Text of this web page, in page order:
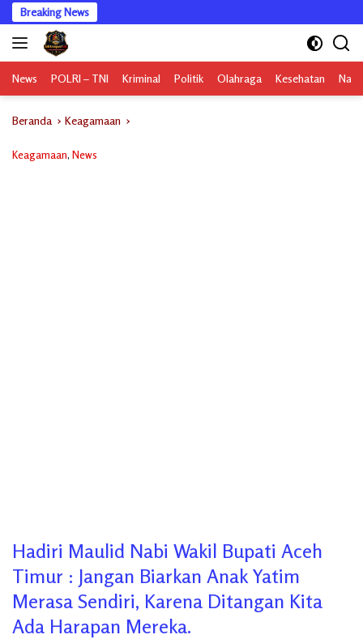
Langsung
ke
konten
Breaking News
News POLRI – TNI Kriminal Politik Olahraga Kesehatan
Beranda Keagamaan
Keagamaan, News
Hadiri Maulid Nabi Wakil Bupati Aceh
Timur : Jangan Biarkan Anak Yatim
Merasa Sendiri, Karena Ditangan Kita
Ada Harapan Mereka.